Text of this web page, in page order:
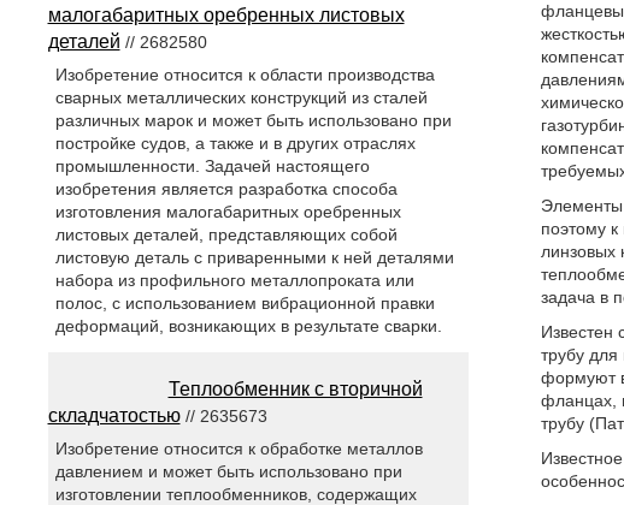
Элементы
поэтому
линзовых
задача в
Известен
трубу
формуют
фланцах,
трубу
малогабаритных оребренных листовых
деталей // 2682580
Изобретение относится к области производства
сварных металлических конструкций из сталей
различных марок и может быть использовано при
постройке судов, а также и в других отраслях
промышленности. Задачей настоящего
изобретения является разработка способа
изготовления малогабаритных оребренных
листовых деталей, представляющих собой
листовую деталь с приваренными к ней деталями
набора из профильного металлопроката или
полос, с использованием вибрационной правки
деформаций, возникающих в результате сварки.
Теплообменник с вторичной
складчатостью// 2635673
Изобретение относится к обработке металлов
давлением и может быть использовано при
изготовлении теплообменников, содержащих